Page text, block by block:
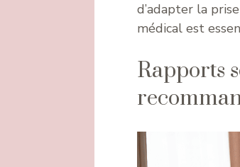
d’adapter la
médical est
Rapports